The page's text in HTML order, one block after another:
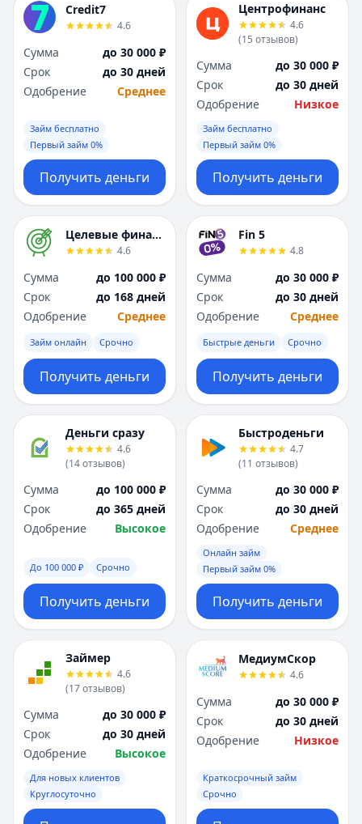
Credit7
4.6
Сумма
до 30 000 ₽
Срок
до 30 дней
Одобрение
Среднее
Займ бесплатно
Первый займ 0%
Получить деньги
Центрофинанс
4.6
(15 отзывов)
Сумма
до 30 000 ₽
Срок
до 30 дней
Одобрение
Низкое
Займ бесплатно
Первый займ 0%
Получить деньги
Целевые финансы
4.6
Сумма
до 100 000 ₽
Срок
до 168 дней
Одобрение
Среднее
Займ онлайн Срочно
Получить деньги
Fin 5
4.8
Сумма
до 30 000 ₽
Срок
до 30 дней
Одобрение
Среднее
Быстрые деньги Срочно
Получить деньги
Деньги сразу
4.6
(14отзывов)
Сумма
до 100 000 ₽
Срок
до 365 дней
Одобрение
Высокое
До 100 000 ₽ Срочно
Получить деньги
Быстроденьги
4.7
(11 отзывов)
Сумма
до 30 000 ₽
Срок
до 30 дней
Одобрение
Среднее
Онлайн займ
Первый займ 0%
Получить деньги
Займер
4.6
(17отзывов)
Сумма
до 30 000 ₽
Срок
до 30 дней
Одобрение
Высокое
Для новых клиентов
Круглосуточно
МедиумСкор
4.6
Сумма
до 30 000 ₽
Срок
до 30 дней
Одобрение
Низкое
Краткосрочный займ
Срочно